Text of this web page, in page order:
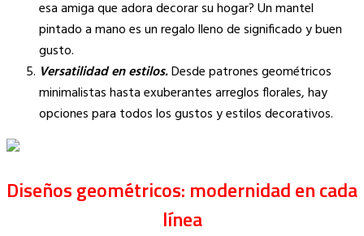
esa amiga que adora decorar su hogar? Un mantel
pintado a mano es un regalo lleno de significado y buen
gusto.
Versatilidad en estilos.Desde patrones geométricos
minimalistas hasta exuberantes arreglos florales, hay
opciones para todos los gustos y estilos decorativos.
Diseños geométricos: modernidad en cada
línea